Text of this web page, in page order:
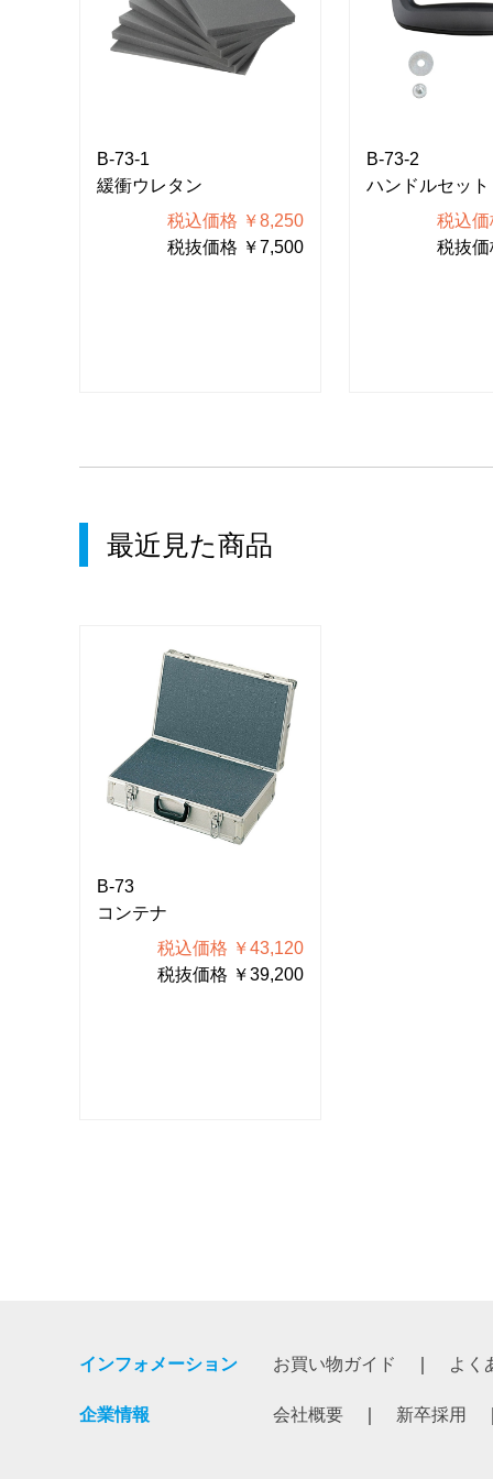
B-73-1
緩衝ウレタン
税込価格 ￥8,250
税抜価格 ￥7,500
B-73-2
ハンドルセット
税込
税抜
最近見た商品
B-73
コンテナ
税込価格 ￥43,120
税抜価格 ￥39,200
インフォメーション お買い物ガイド よく
企業情報 会社概要 新卒採用